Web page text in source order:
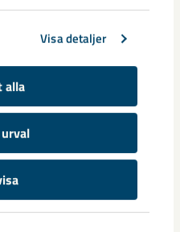
Visa detaljer
alla